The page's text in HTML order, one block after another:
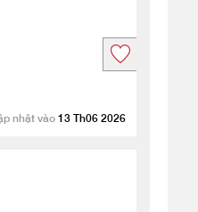
nhật vào 13 Th06 2026